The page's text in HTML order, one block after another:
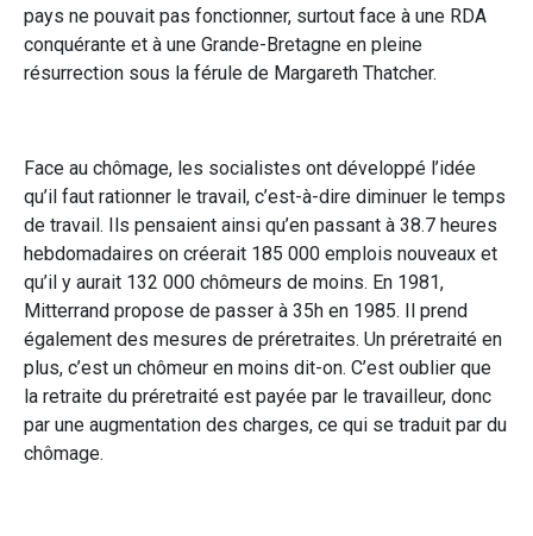
pays ne pouvait pas fonctionner, surtout face à une RDA
conquérante et à une Grande-Bretagne en pleine
résurrection sous la férule de Margareth Thatcher.
Face au chômage, les socialistes ont développé l’idée
qu’il faut rationner le travail, c’est-à-dire diminuer le temps
de travail. Ils pensaient ainsi qu’en passant à 38.7 heures
hebdomadaires on créerait 185 000 emplois nouveaux et
qu’il y aurait 132 000 chômeurs de moins. En 1981,
Mitterrand propose de passer à 35h en 1985. Il prend
également des mesures de préretraites. Un préretraité en
plus, c’est un chômeur en moins dit-on. C’est oublier que
la retraite du préretraité est payée par le travailleur, donc
par une augmentation des charges, ce qui se traduit par du
chômage.